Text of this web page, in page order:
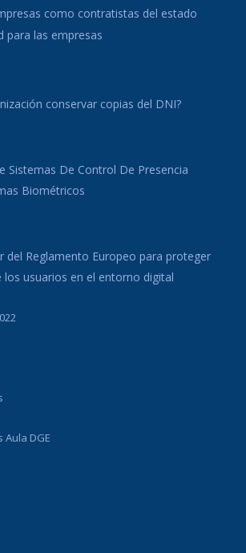
como contratistas del estado
para las empresas
conservar copias del DNI?
Sistemas De Control De Presencia
Biométricos
del Reglamento Europeo para proteger
los usuarios en el entorno digital
DGE